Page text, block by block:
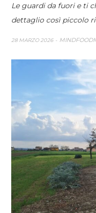
Le guardi da fuori e ti
dettaglio così piccolo
28 MARZO 2026